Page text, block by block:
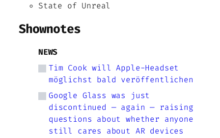
State of Unreal
Shownotes
NEWS
Tim Cook will Apple-Headset
möglichst bald veröffentlichen
Google Glass was just
discontinued — again — raising
questions about whether anyone
still cares about AR devices